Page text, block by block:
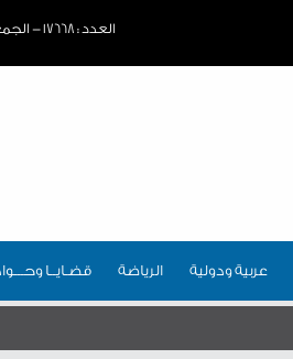
العدد : ١٧٦٦٨ - الجمعة ٠٧ أغسطس ٢٠٢٦ م، الموافق ٢٤ صفر ١٤٤٨هـ
عربية ودولية الرياضة قضـايــا